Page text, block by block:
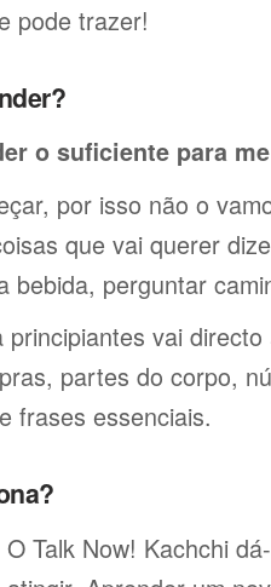
pode trazer!
o suficiente para
por isso não o
que vai querer
bebida, perguntar
vai
partes do corpo,
frases essenciais.
O Talk Now! Kachchi